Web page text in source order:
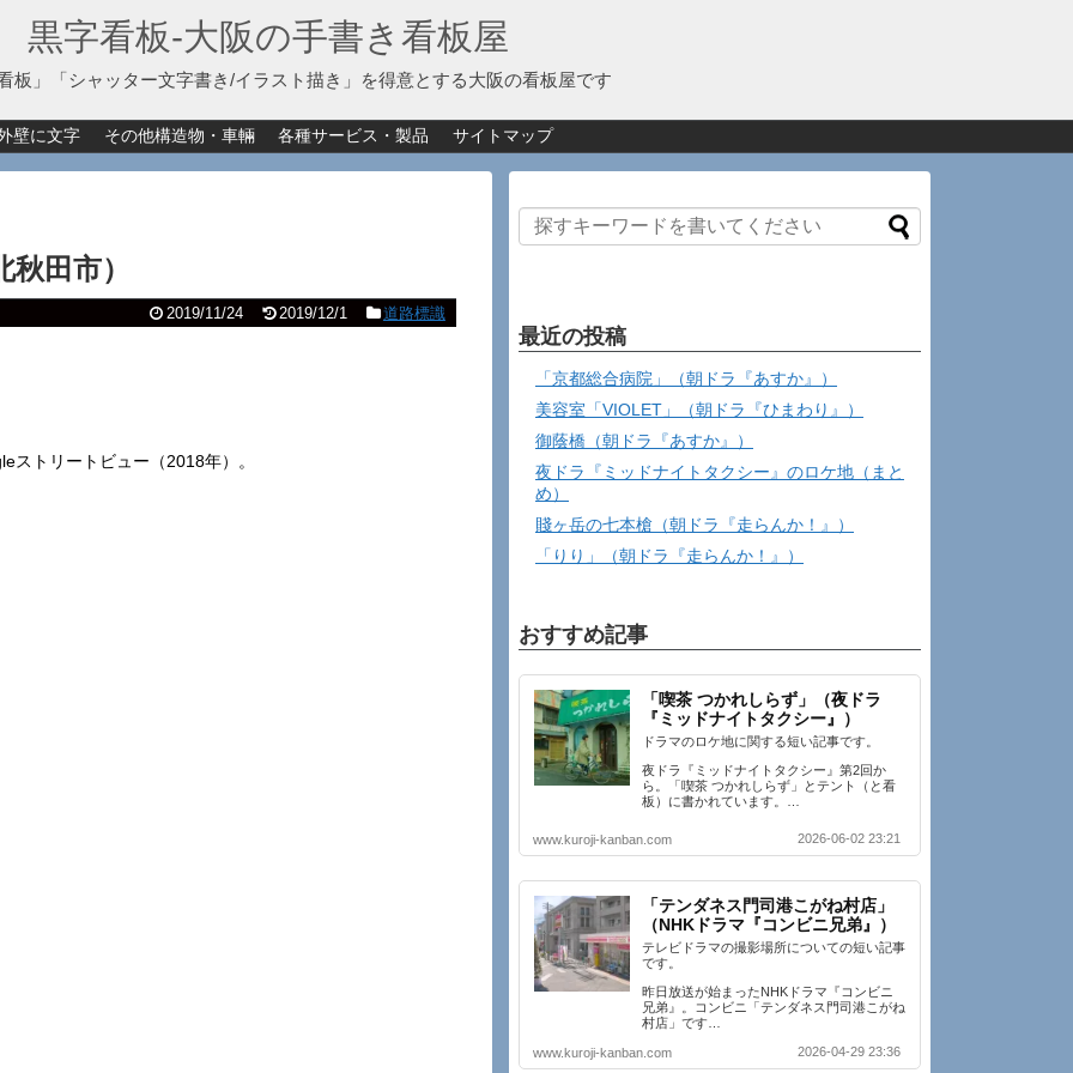
黒字看板‐大阪の手書き看板屋
看板」「シャッター文字書き/イラスト描き」を得意とする大阪の看板屋です
壁に文字 その他構造物・車輛 各種サービス・製品 サイトマップ
田市）
2019/11/24 2019/12/1 道路標識
ストリートビュー（2018年）。
最近の投稿
「京都総合病院」（朝ドラ『あすか』）
美容室「VIOLET」（朝ドラ『ひまわり』）
御蔭橋（朝ドラ『あすか』）
夜ドラ『ミッドナイトタクシー』のロケ地（まと
め）
賤ヶ岳の七本槍（朝ドラ『走らんか！』）
「りり」（朝ドラ『走らんか！』）
おすすめ記事
「喫茶 つかれしらず」（夜ドラ
『ミッドナイトタクシー』）
ドラマのロケ地に関する短い記事です。
夜ドラ『ミッドナイトタクシー』第2回か
ら。「喫茶 つかれしらず」とテント（と看
板）に書かれています。…
www.kuroji-kanban.com 2026-06-02 23:21
「テンダネス門司港こがね村店」
（NHKドラマ『コンビニ兄弟』）
テレビドラマの撮影場所についての短い記事
です。
昨日放送が始まったNHKドラマ『コンビニ
兄弟』。コンビニ「テンダネス門司港こがね
村店」です…
www.kuroji-kanban.com 2026-04-29 23:36